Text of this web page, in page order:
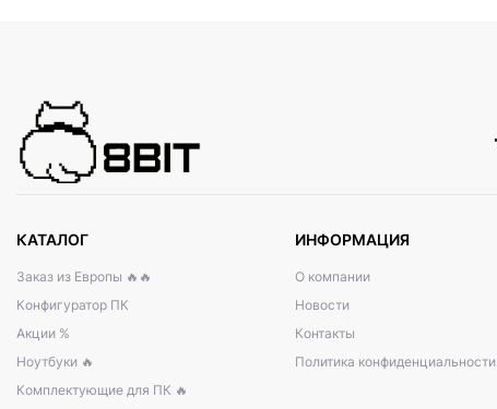
КАТАЛОГ
Заказ из Европы 🔥🔥
Конфигуратор ПК
Акции %
Ноутбуки 🔥
Комплектующие для ПК 🔥
ИНФОРМАЦИЯ
О компании
Новости
Контакты
Политика конфиденциальности